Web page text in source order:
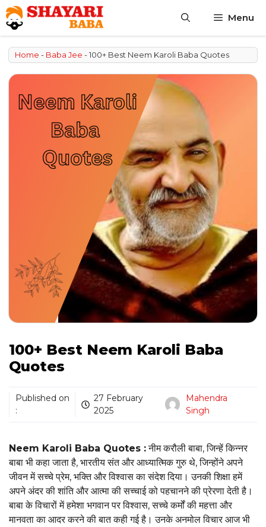
Skip
to
content
Menu
Home - Baba Jee -100+ Best Neem Karoli Baba Quotes
100+ Best Neem Karoli Baba
Quotes
Published on
:
27 February
2025
Mahendra
Singh
Neem Karoli Baba Quotes :नीम करौली बाबा, जिन्हें किन्नर
बाबा भी कहा जाता है, भारतीय संत और आध्यात्मिक गुरु थे, जिन्होंने अपने
जीवन में सच्चे प्रेम, भक्ति और विश्वास का संदेश दिया। उनकी शिक्षा हमें
अपने अंदर की शांति और आत्मा की सच्चाई को पहचानने की प्रेरणा देती है।
बाबा के विचारों में हमेशा भगवान पर विश्वास, सच्चे कर्मों की महत्ता और
मानवता का आदर करने की बात कही गई है। उनके अनमोल विचार आज भी